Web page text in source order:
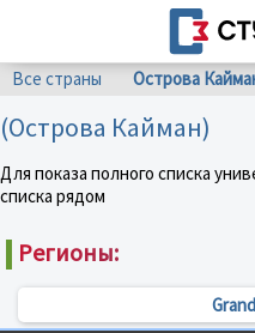
Все страны Острова
(Острова Кайман)
Для показа полного списка
списка рядом
Регионы: